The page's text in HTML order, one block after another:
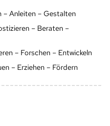
– Anleiten – Gestalten
– Beraten –
– Forschen – Entwickeln
– Erziehen – Fördern